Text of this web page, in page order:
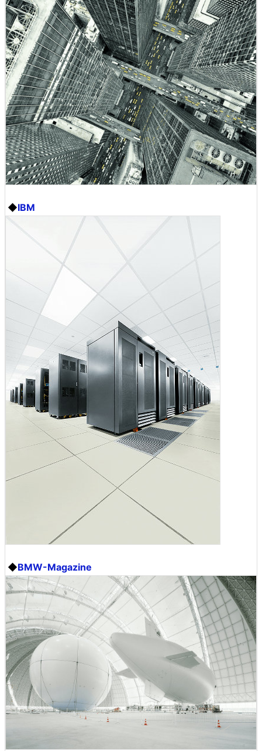
◆IBM
◆BMW-Magazine